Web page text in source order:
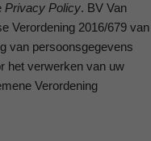
Privacy Policy. BV Van
Verordening 2016/679 van
van persoonsgegevens
het verwerken van uw
Verordening